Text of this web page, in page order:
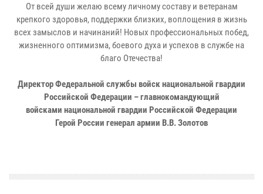
От всей души желаю всему личному составу и ветеранам
крепкого здоровья, поддержки близких, воплощения в жизнь
всех замыслов и начинаний! Новых профессиональных побед,
жизненного оптимизма, боевого духа и успехов в службе на
благо Отечества!
Директор Федеральной службы войск национальной гвардии
Российской Федерации – главнокомандующий
войсками национальной гвардии Российской Федерации
Герой России генерал армии В.В. Золотов